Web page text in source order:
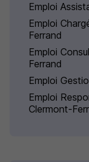
Emploi
Emploi
Ferrand
Emploi
Ferrand
Emploi
Emploi
Clermont-